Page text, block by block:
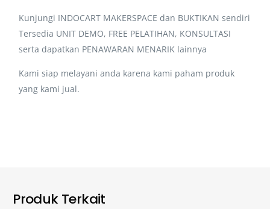
Kunjungi INDOCART MAKERSPACE dan BUKTIKAN sendiri
Tersedia UNIT DEMO, FREE PELATIHAN, KONSULTASI
serta dapatkan PENAWARAN MENARIK lainnya
Kami siap melayani anda karena kami paham produk
yang kami jual.
Produk Terkait